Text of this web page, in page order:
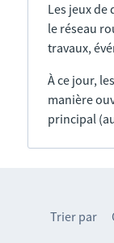
Les jeux de
le réseau
travaux,
À ce jour,
manière
principal
Trier par